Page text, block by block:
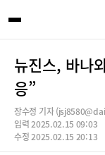
뉴진스, 바나
응”
장수정 기자
입력 2025.02.15 09:03
수정 2025.02.15 20:13